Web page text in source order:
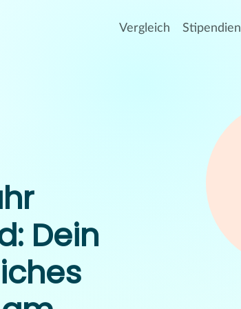
Vergleich Stipendien
Dein